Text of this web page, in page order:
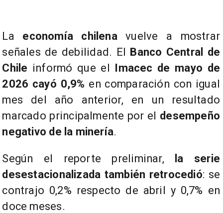
La economía chilena vuelve a mostrar
señales de debilidad. El Banco Central de
Chile informó que el Imacec de mayo de
2026 cayó 0,9% en comparación con igual
mes del año anterior, en un resultado
marcado principalmente por el desempeño
negativo de la minería.
Según el reporte preliminar,
la serie
desestacionalizada también retrocedió: se
contrajo 0,2% respecto de abril y 0,7% en
doce meses.